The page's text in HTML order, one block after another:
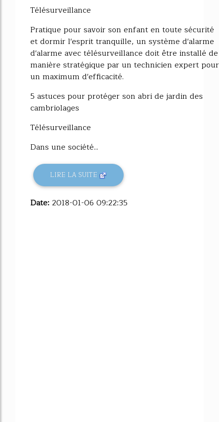
Télésurveillance
Pratique pour savoir son enfant en toute sécurité
et dormir l'esprit tranquille, un système d'alarme
d'alarme avec télésurveillance doit être installé de
manière stratégique par un technicien expert pour
un maximum d'efficacité.
5 astuces pour protéger son abri de jardin des
cambriolages
Télésurveillance
Dans une société...
LIRE LA SUITE
Date: 2018-01-06 09:22:35